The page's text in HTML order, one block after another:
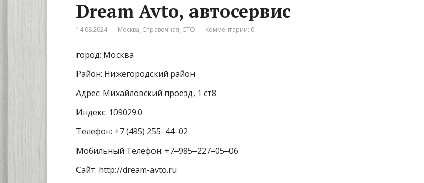
Dream Avto, автосервис
14.08.2024 Москва, Справочная, СТО Комментарии: 0
город: Москва
Район: Нижегородский район
Адрес: Михайловский проезд, 1 ст8
Индекс: 109029.0
Телефон: +7 (495) 255‒44‒02
Мобильный Телефон: +7‒985‒227‒05‒06
Сайт: http://dream-avto.ru